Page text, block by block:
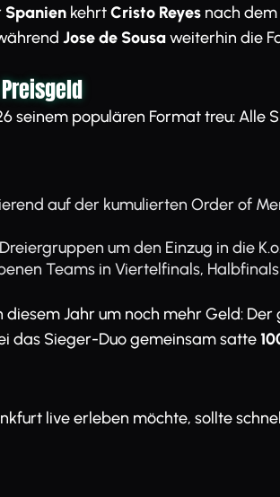
Spanien kehrtCristo Reyes nach
Jose de Sousaweiterhin die
seinem populären Format treu: Alle
auf der kumulierten Order of
um den Einzug in die
Teams in Viertelfinals,
Jahr um noch mehr Geld: Der
das Sieger-Duo gemeinsam satte
live erleben möchte, sollte